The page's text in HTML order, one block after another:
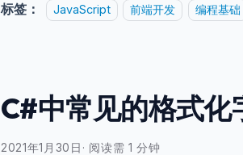
标签： JavaScript 前端开发 编程基础
C#中常见的格式化
2021年1月30日 · 阅读需 1 分钟